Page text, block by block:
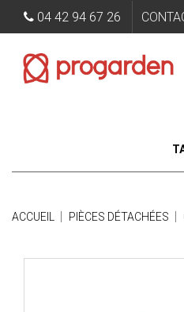
04 42 94 67 26
ACCUEIL PIÈCES DÉTACHÉES